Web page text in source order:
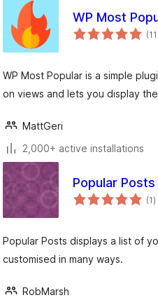
WP Most
(11
WP Most Popular is a simple
on views and lets you display
MattGeri
2,000+ active installations
Popular Posts
(1)
Popular Posts displays a list of
customised in many ways.
RobMarsh